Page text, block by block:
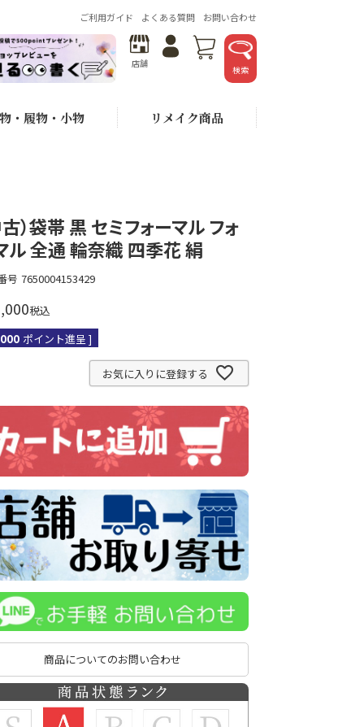
ご利用ガイド よくある質問 お問い合わせ
店舗
検索
・履物・小物 リメイク商品
古）袋帯 黒 セミフォーマル フォ
ル 全通 輪奈織 四季花 絹
号 7650004153429
税込
ポイント進呈 ]
お気に入りに登録する
商品についてのお問い合わせ